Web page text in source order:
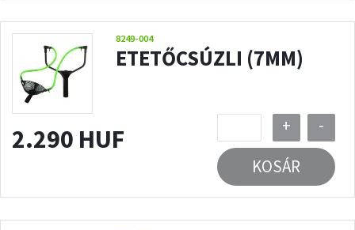
8249-004
ETETŐCSÚZLI (7MM)
2.290 HUF +
-
KOSÁR